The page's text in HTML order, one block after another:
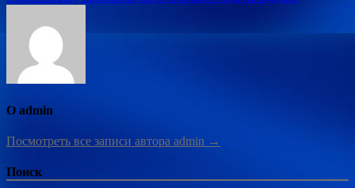
О admin
Посмотреть все записи автора admin →
Поиск